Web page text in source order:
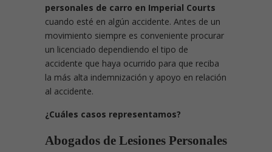
personales de carro en Imperial Courts
cuando esté en algún accidente. Antes de un
movimiento siempre es conveniente procurar
un licenciado dependiendo el tipo de
accidente que haya ocurrido para que reciba
la más alta indemnización y apoyo en relación
al accidente.
¿Cuáles casos representamos?
Abogados de Lesiones Personales